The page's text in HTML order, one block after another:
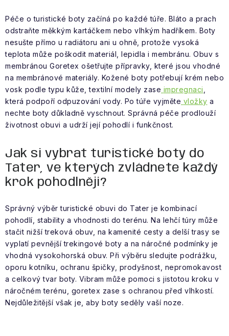
Péče o turistické boty začíná po každé túře. Bláto a prach
odstraňte měkkým kartáčkem nebo vlhkým hadříkem. Boty
nesušte přímo u radiátoru ani u ohně, protože vysoká
teplota může poškodit materiál, lepidla i membránu. Obuv s
membránou Goretex ošetřujte přípravky, které jsou vhodné
na membránové materiály. Kožené boty potřebují krém nebo
vosk podle typu kůže, textilní modely zase impregnaci
která podpoří odpuzování vody. Po túře vyjměte vložky a
nechte boty důkladně vyschnout. Správná péče prodlouží
životnost obuvi a udrží její pohodlí i funkčnost.
Jak si vybrat turistické boty do
Tater, ve kterých zvládnete každý
krok pohodlněji?
Správný výběr turistické obuvi do Tater je kombinací
pohodlí, stability a vhodnosti do terénu. Na lehčí túry může
stačit nižší treková obuv, na kamenité cesty a delší trasy se
vyplatí pevnější trekingové boty a na náročné podmínky je
vhodná vysokohorská obuv. Při výběru sledujte podrážku,
oporu kotníku, ochranu špičky, prodyšnost, nepromokavost
a celkový tvar boty. Vibram může pomoci s jistotou kroku v
náročném terénu, goretex zase s ochranou před vlhkostí.
Nejdůležitější však je, aby boty seděly vaší noze.